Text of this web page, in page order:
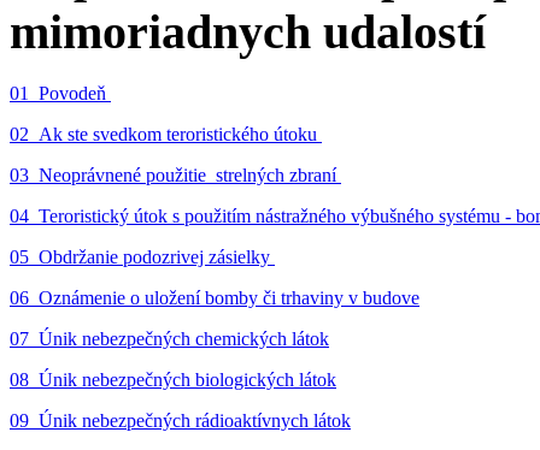
mimoriadnych udalostí
01_Povodeň
02_Ak ste svedkom teroristického útoku
03_Neoprávnené použitie strelných zbraní
04_Teroristický útok s použitím nástražného výbušného systému -
05_Obdržanie podozrivej zásielky
06_Oznámenie o uložení bomby či trhaviny v budove
07_Únik nebezpečných chemických látok
08_Únik nebezpečných biologických látok
09_Únik nebezpečných rádioaktívnych látok